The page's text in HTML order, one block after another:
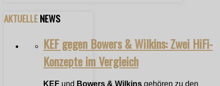
AKTUELLENEWS
KEF gegen Bowers & Wilkins: Zwei HiFi-
Konzepte im Vergleich
KEF und Bowers & Wilkins gehören zu den